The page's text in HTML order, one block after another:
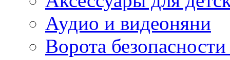
Аудио и видеоняни
Ворота